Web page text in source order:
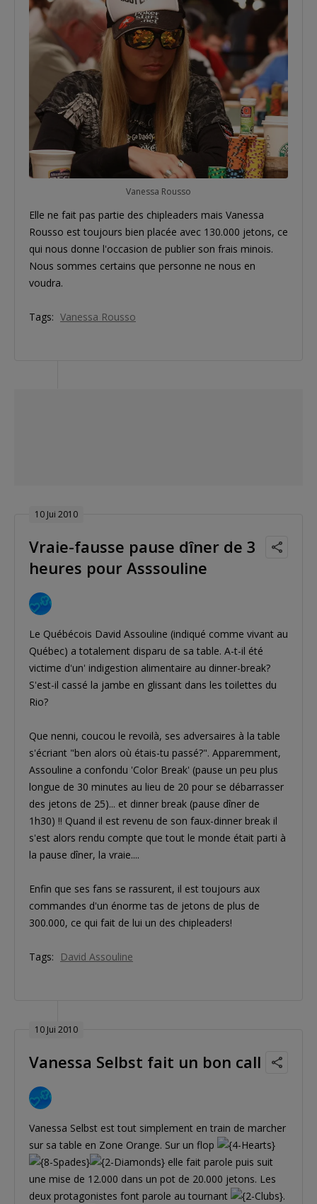
Vanessa Rousso
Elle ne fait pas partie des chipleaders mais Vanessa
Rousso est toujours bien placée avec 130.000 jetons, ce
qui nous donne l'occasion de publier son frais minois.
Nous sommes certains que personne ne nous en
voudra.
Tags: Vanessa Rousso
10 Jui 2010
Vraie-fausse pause dîner de 3
heures pour Asssouline
Le Québécois David Assouline (indiqué comme vivant au
Québec) a totalement disparu de sa table. A-t-il été
victime d'un' indigestion alimentaire au dinner-break?
S'est-il cassé la jambe en glissant dans les toilettes du
Rio?
Que nenni, coucou le revoilà, ses adversaires à la table
s'écriant "ben alors où étais-tu passé?". Apparemment,
Assouline a confondu 'Color Break' (pause un peu plus
longue de 30 minutes au lieu de 20 pour se débarrasser
des jetons de 25)... et dinner break (pause dîner de
1h30) !! Quand il est revenu de son faux-dinner break il
s'est alors rendu compte que tout le monde était parti à
la pause dîner, la vraie....
Enfin que ses fans se rassurent, il est toujours aux
commandes d'un énorme tas de jetons de plus de
300.000, ce qui fait de lui un des chipleaders!
Tags: David Assouline
10 Jui 2010
Vanessa Selbst fait un bon call
Vanessa Selbst est tout simplement en train de marcher
sur sa table en Zone Orange. Sur un flop
elle fait parole puis suit
une mise de 12.000 dans un pot de 20.000 jetons. Les
deux protagonistes font parole au tournant
.